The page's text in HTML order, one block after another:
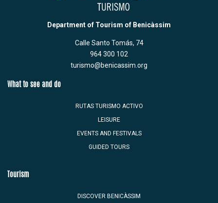
Department of Tourism of Benicàssim
Calle Santo Tomás, 74
964 300 102
turismo@benicassim.org
What to see and do
RUTAS TURISMO ACTIVO
LEISURE
EVENTS AND FESTIVALS
GUIDED TOURS
Tourism
DISCOVER BENICÀSSIM